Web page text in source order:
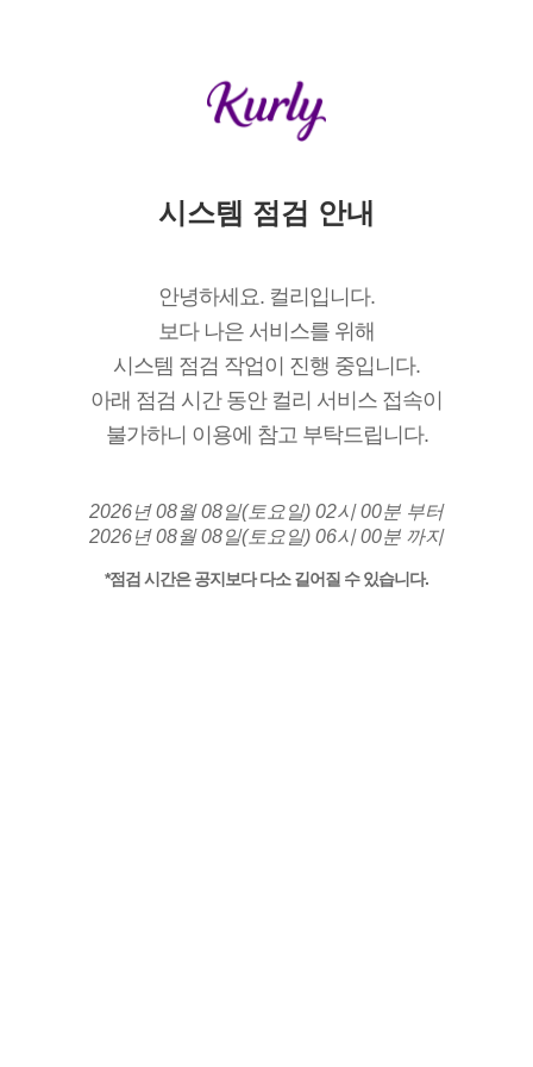
시스템 점검 안내
안녕하세요. 컬리입니다.
보다 나은 서비스를 위해
시스템 점검 작업이 진행 중입니다.
아래 점검 시간 동안 컬리 서비스 접속이
불가하니 이용에 참고 부탁드립니다.
2026년 08월 08일(토요일) 02시 00분 부터
2026년 08월 08일(토요일) 06시 00분 까지
*점검 시간은 공지보다 다소 길어질 수 있습니다.